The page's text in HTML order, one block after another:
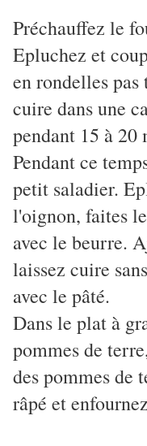
Préchauffez le
Epluchez et
en rondelles pas
cuire dans une
pendant 15 à 20
Pendant ce
petit saladier.
l'oignon, faites
avec le beurre.
laissez cuire
avec le pâté.
Dans le plat à
pommes de
des pommes de
râpé et